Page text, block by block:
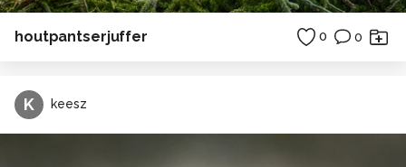
houtpantserjuffer 0 0
K keesz